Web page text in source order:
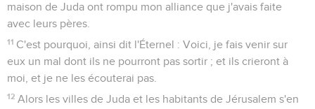
maison de Juda ont rompu mon alliance que j'avais faite
avec leurs pères.
11 C'est pourquoi, ainsi dit l'Éternel : Voici, je fais venir sur
eux un mal dont ils ne pourront pas sortir ; et ils crieront à
moi, et je ne les écouterai pas.
12 Alors les villes de Juda et les habitants de Jérusalem s'en